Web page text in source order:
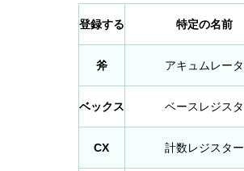
登録する 特定の名前
斧 アキュムレータ
ベックス ベースレジスタ
CX 計数レジスター